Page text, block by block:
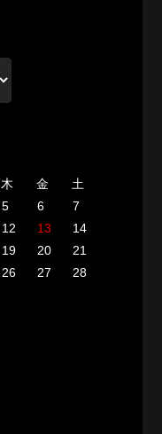
木 金
土
5 6
7
12 13
14
19 20
21
26 27
28